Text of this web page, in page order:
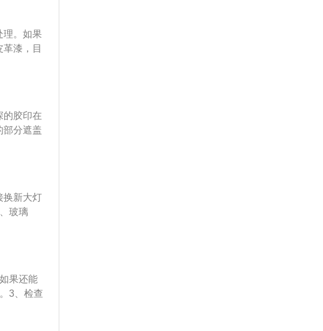
照明光
理。如果
漆，目
资料：
柔软的
好汽车
的清洗坐
的胶印在
部分遮盖
对尾灯
位置
一起，
位置灯
是单雾灯
换新大灯
玻璃
脂眼镜片
：汽车
一个车
的使用
果还能
3、检查
车灯相